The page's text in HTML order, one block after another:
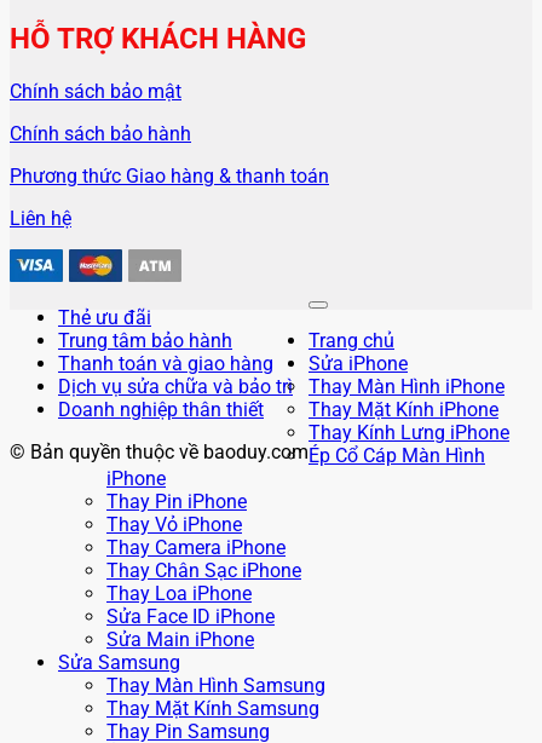
HỖ TRỢ KHÁCH HÀNG
Chính sách bảo mật
Chính sách bảo hành
Phương thức Giao hàng & thanh toán
Liên hệ
Thẻ ưu đãi
Trung tâm bảo hành
Thanh toán và giao hàng
Dịch vụ sửa chữa và bảo trì
Doanh nghiệp thân thiết
© Bản quyền thuộc về baoduy.com
Trang chủ
Sửa iPhone
Thay Màn Hình iPhone
Thay Mặt Kính iPhone
Thay Kính Lưng iPhone
Ép Cổ Cáp Màn Hình
iPhone
Thay Pin iPhone
Thay Vỏ iPhone
Thay Camera iPhone
Thay Chân Sạc iPhone
Thay Loa iPhone
Sửa Face ID iPhone
Sửa Main iPhone
Sửa Samsung
Thay Màn Hình Samsung
Thay Mặt Kính Samsung
Thay Pin Samsung